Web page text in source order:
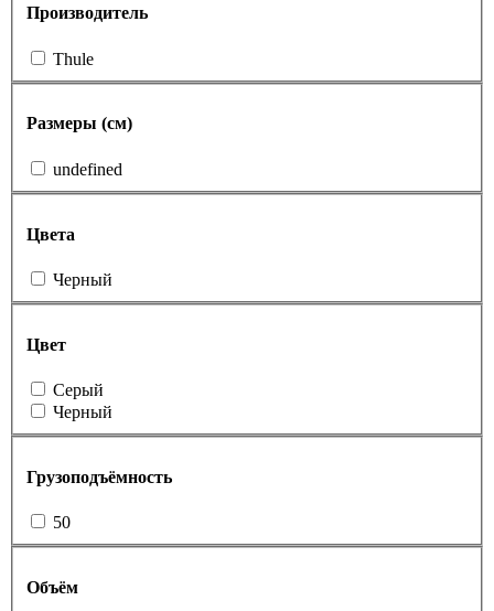
Производитель
Thule
Размеры (см)
undefined
Цвета
Черный
Цвет
Серый
Черный
Грузоподъёмность
50
Объём